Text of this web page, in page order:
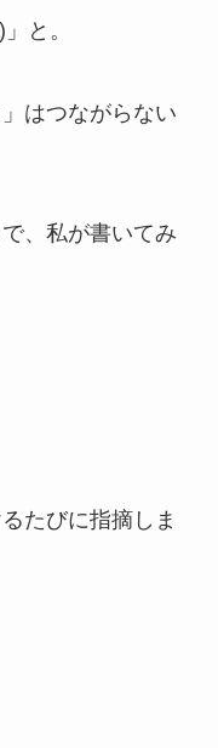
と。
はつながらない
、私が書いてみ
たびに指摘しま